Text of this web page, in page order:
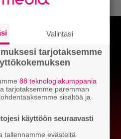
Valintasi
tarjotaksemme
88 teknologiakumppania
tarjotaksemme paremman
sisältöä ja
käyttöön seuraavasti
tallennamme evästeitä